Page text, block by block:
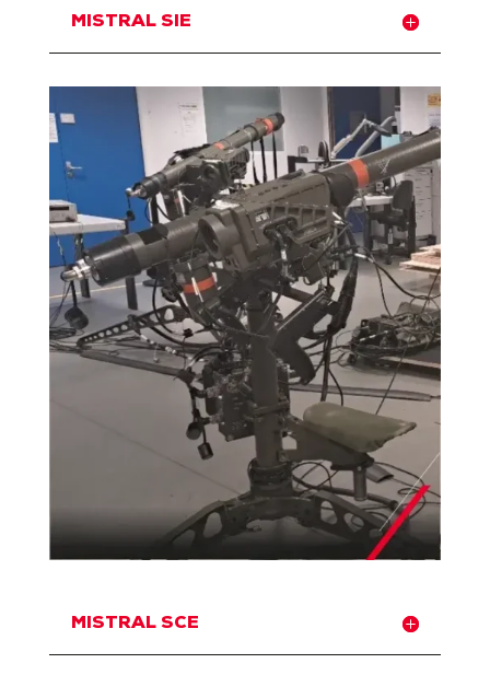
MISTRAL SIE
MISTRAL SCE